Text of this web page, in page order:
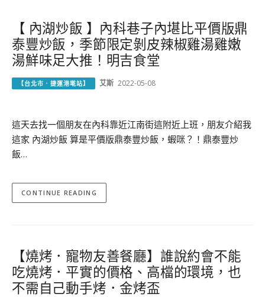
【 內湖炒飯 】內科巷子內堪比平價版鼎
泰豐炒飯，季節限定剝皮辣椒雞湯雞嫩
湯鮮味足大推！明吉食堂
【台北市．捷運港墘站】 艾斯 2022-05-08
這天去找一個朋友在內科靠近江南街這附近上班，朋友介紹我
這家 內湖炒飯 算是平價版鼎泰豐炒飯，蝦咪？！鼎泰豐炒
飯…
CONTINUE READING
【燒烤．寵物友善餐廳】誰說約會不能
吃燒烤．平實的價格、高檔的環境，也
不需自己動手烤．金烤盃